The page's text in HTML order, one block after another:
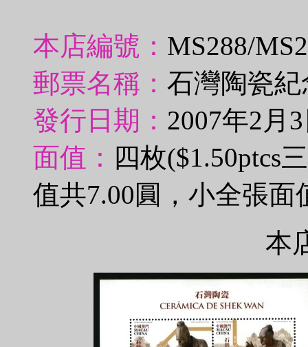
本店編號： MS288/
郵票名稱： 石灣陶瓷
發行日期： 2007年2月
面值： 四枚($1.50ptcs
值共7.00圓，小全張面
本